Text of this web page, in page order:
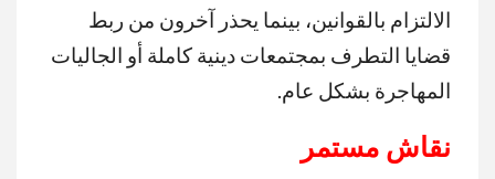
الالتزام بالقوانين، بينما يحذر آخرون من ربط
قضايا التطرف بمجتمعات دينية كاملة أو الجاليات
المهاجرة بشكل عام.
نقاش مستمر